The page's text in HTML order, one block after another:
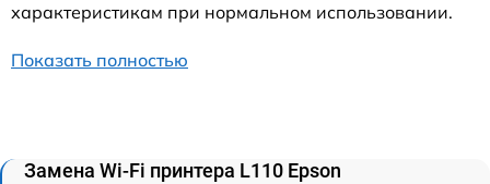
характеристикам при нормальном использовании.
Показать полностью
Замена Wi-Fi принтера L110 Epson